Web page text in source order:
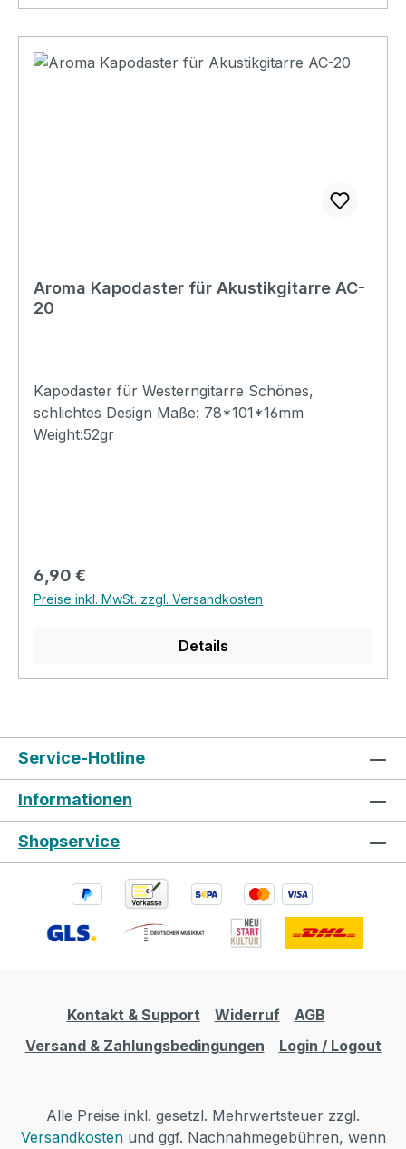
Aroma Kapodaster für Akustikgitarre AC-
20
Kapodaster für Westerngitarre Schönes,
schlichtes Design Maße: 78*101*16mm
Weight:52gr
Regulärer Preis:
6,90 €
Preise inkl. MwSt. zzgl. Versandkosten
Details
Service-Hotline
Informationen
Shopservice
Kontakt & Support Widerruf
AGB
Versand & Zahlungsbedingungen
Login / Logout
Alle Preise inkl. gesetzl. Mehrwertsteuer zzgl.
Versandkostenund ggf. Nachnahmegebühren, wenn